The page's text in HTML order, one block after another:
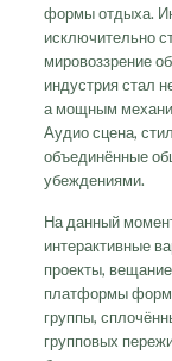
формы отдыха.
исключительно
мировоззрение
индустрия стал
а мощным
Аудио сцена,
объединённые
убеждениями.
На данный
интерактивные
проекты,
платформы
группы,
групповых